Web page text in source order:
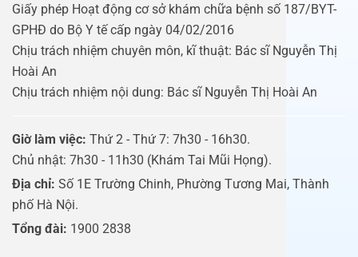
Giấy phép Hoạt động cơ sở khám chữa bệnh số 187/BYT-
GPHĐ do Bộ Y tế cấp ngày 04/02/2016
Chịu trách nhiệm chuyên môn, kĩ thuật: Bác sĩ Nguyễn Thị
Hoài An
Chịu trách nhiệm nội dung: Bác sĩ Nguyễn Thị Hoài An
Giờ làm việc: Thứ 2 - Thứ 7: 7h30 - 16h30.
Chủ nhật: 7h30 - 11h30 (Khám Tai Mũi Họng).
Địa chỉ: Số 1E Trường Chinh, Phường Tương Mai, Thành
phố Hà Nội.
Tổng đài: 1900 2838